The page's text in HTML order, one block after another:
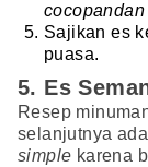
cocopandan
Sajikan es
puasa.
5. Es
Resep
selanjutnya
simple karena